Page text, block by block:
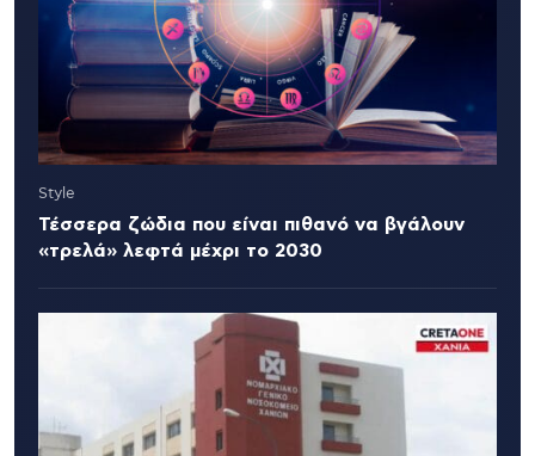
Style
Τέσσερα ζώδια που είναι πιθανό να βγάλουν
«τρελά» λεφτά μέχρι το 2030